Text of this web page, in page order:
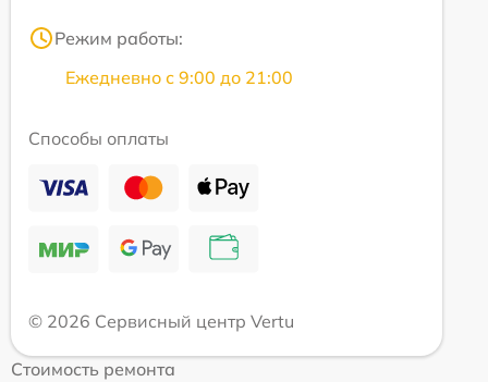
Режим работы:
Ежедневно с 9:00 до 21:00
Способы оплаты
© 2026 Сервисный центр Vertu
Стоимость ремонта